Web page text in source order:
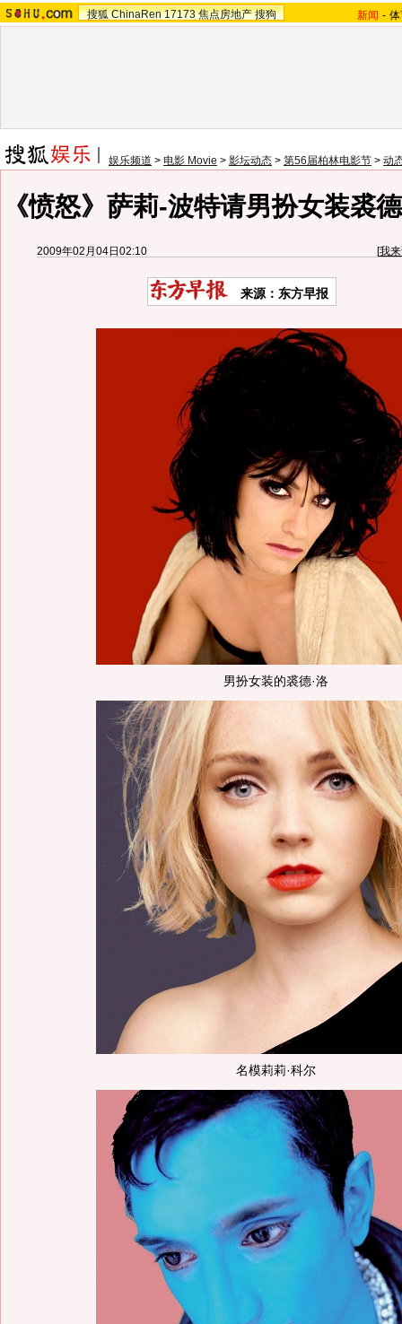
搜狐 ChinaRen 17173 焦点房地产 搜狗 新闻 -
娱乐频道 > 电影 Movie > 影坛动态 > 第56届柏林电影节 > 动
《愤怒》萨莉-波特请男扮女装裘
2009年02月04日02:10 [我
来源：东方早报
男扮女装的裘德·洛
名模莉莉·科尔